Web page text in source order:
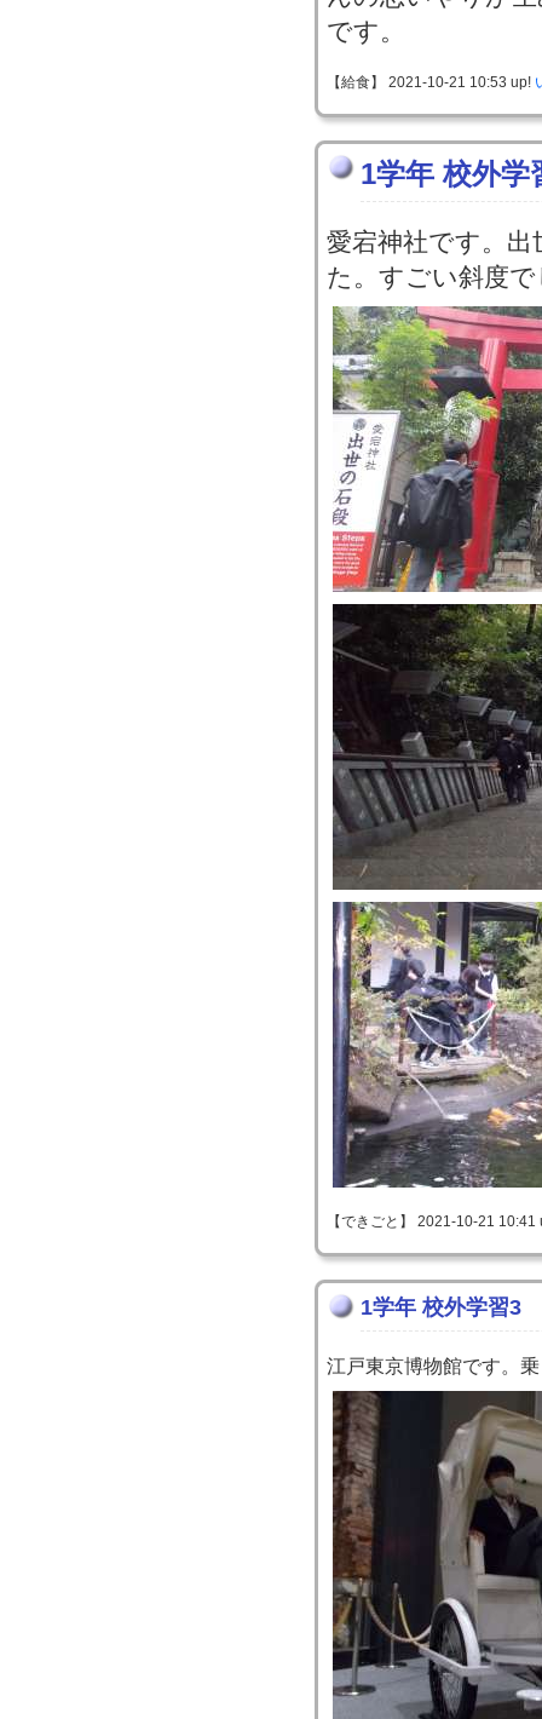
です。
【給食】 2021-10-21 10:53 up!
1学年 校外学
愛宕神社です。
た。すごい斜度
【できごと】 2021-10-21
1学年 校外学習3
江戸東京博物館です。